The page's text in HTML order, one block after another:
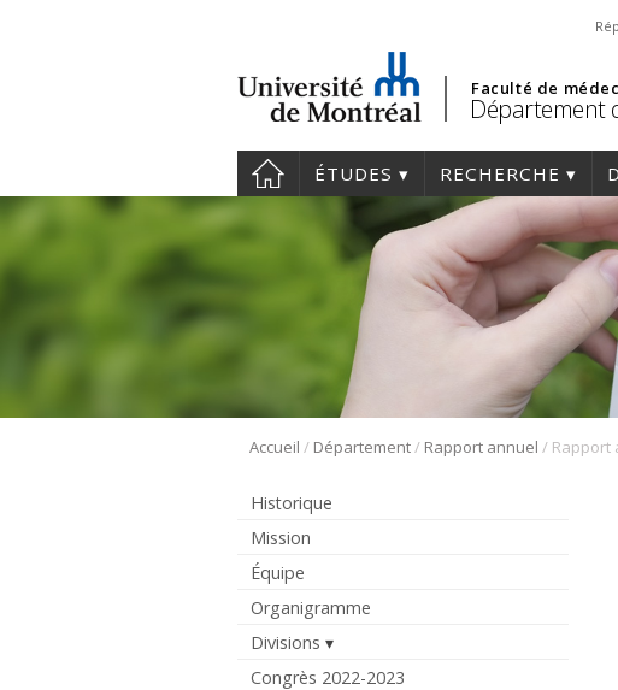
Faculté de
Département
ÉTUDES RECHERCHE
Accueil / Département/ Rapport annuel / Rapport
Historique
Mission
Équipe
Organigramme
Divisions
Congrès 2022-2023